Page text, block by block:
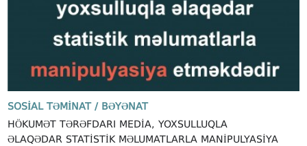
SOSIAL TƏMINAT / BƏYƏNAT
HÖKUMƏT TƏRƏFDARI MEDIA, YOXSULLUQLA
ƏLAQƏDAR STATISTIK MƏLUMATLARLA MANIPULYASIYA